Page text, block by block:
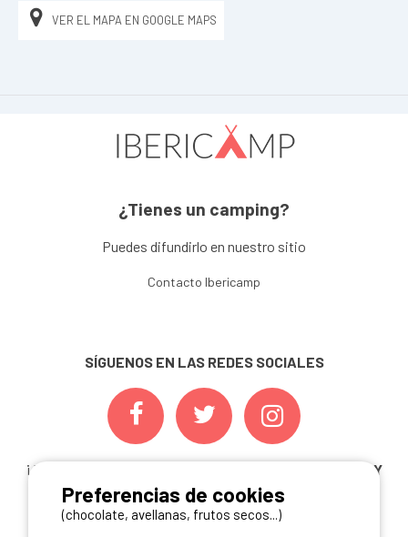
VER EL MAPA EN GOOGLE MAPS
¿Tienes un camping?
Puedes difundirlo en nuestro sitio
Contacto Ibericamp
SÍGUENOS EN LAS REDES SOCIALES
¡ Y NO TE PIERDAS NUESTRAS
OFERTAS, CONCURSOS Y
NOVEDADESINSCRIBIÉNDOTE A NUESTRA
NEWSLETTER!
Preferencias de cookies
(chocolate, avellanas, frutos secos...)